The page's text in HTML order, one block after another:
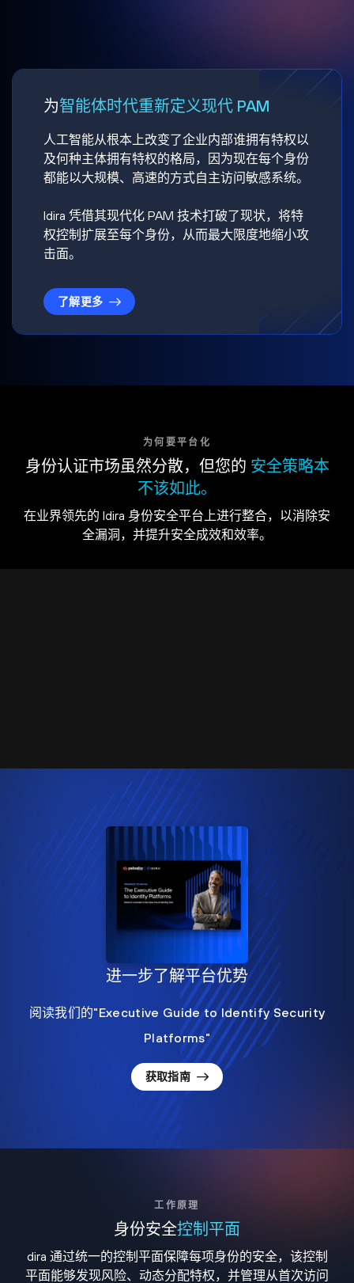
为智能体时代重新定义现代 PAM
人工智能从根本上改变了企业内部谁拥有特权以
及何种主体拥有特权的格局，因为现在每个身份
都能以大规模、高速的方式自主访问敏感系统。
Idira 凭借其现代化 PAM 技术打破了现状，将特
权控制扩展至每个身份，从而最大限度地缩小攻
击面。
了解更多
为何要平台化
身份认证市场虽然分散，但您的 安全策略本
不该如此。
在业界领先的 Idira 身份安全平台上进行整合，以消除安
全漏洞，并提升安全成效和效率。
进一步了解平台优势
阅读我们的"Executive Guide to Identify Security
Platforms"
获取指南
工作原理
身份安全控制平面
dira 通过统一的控制平面保障每项身份的安全，该控制
平面能够发现风险、动态分配特权，并管理从首次访问